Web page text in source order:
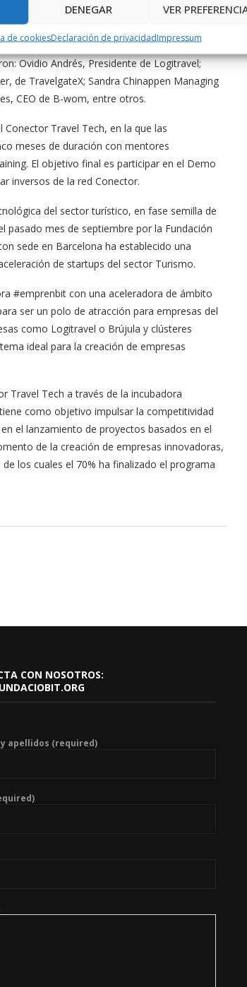
DENEGAR VER
de cookiesDeclaración de privacidadImpressum
y del Gobierno de las Islas Baleares.
el modelo de negocio, la calidad del pitch, el
Ovidio Andrés, Presidente de Logitravel;
de TravelgateX; Sandra Chinappen Managing
CEO de B-wom, entre otros.
Travel Tech, en la que las
meses de duración con mentores
El objetivo final es participar en el Demo
inversos de la red Conector.
del sector turístico, en fase semilla de
pasado mes de septiembre por la Fundación
sede en Barcelona ha establecido una
de startups del sector Turismo.
#emprenbit con una aceleradora de ámbito
ser un polo de atracción para empresas del
como Logitravel o Brújula y clústeres
ideal para la creación de empresas
Travel Tech a través de la incubadora
como objetivo impulsar la competitividad
el lanzamiento de proyectos basados en el
de la creación de empresas innovadoras,
los cuales el 70% ha finalizado el programa
CON NOSOTROS:
apellidos (required)